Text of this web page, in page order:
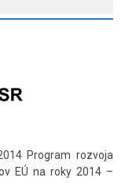
Program rozvoja
EÚ na roky 2014 –